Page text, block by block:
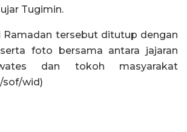
Tugimin.
Ramadan tersebut ditutup dengan
foto bersama antara jajaran
dan tokoh masyarakat
sof/wid)